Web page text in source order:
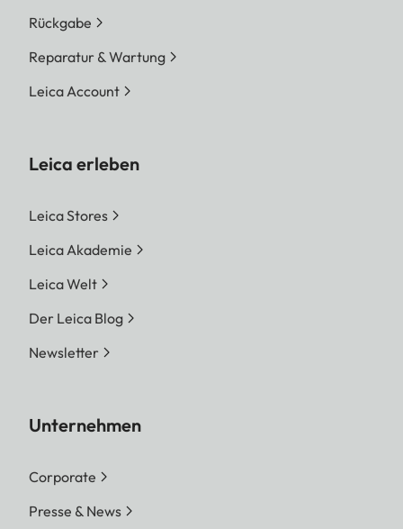
Rückgabe
Reparatur & Wartung
Leica Account
Leica erleben
Leica Stores
Leica Akademie
Leica Welt
Der Leica Blog
Newsletter
Unternehmen
Corporate
Presse & News